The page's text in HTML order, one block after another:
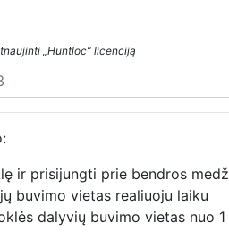
„Huntloc“ licenciją
ir prisijungti prie bendros
buvimo vietas realiuoju laiku
dalyvių buvimo vietas nuo 1